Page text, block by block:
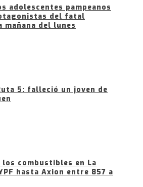
adolescentes pampeanos
del fatal
mañana del lunes
5: falleció un joven de
los combustibles en La
hasta Axion entre 857 a